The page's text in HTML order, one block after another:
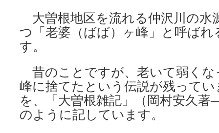
大曽根地区を流れる仲沢川の水
つ「老婆（ばば）ヶ峰」と呼ば
す。
昔のことですが、老いて弱くな
峰に捨てたという伝説が残って
を、「大曽根雑記」（岡村安久
のように記しています。